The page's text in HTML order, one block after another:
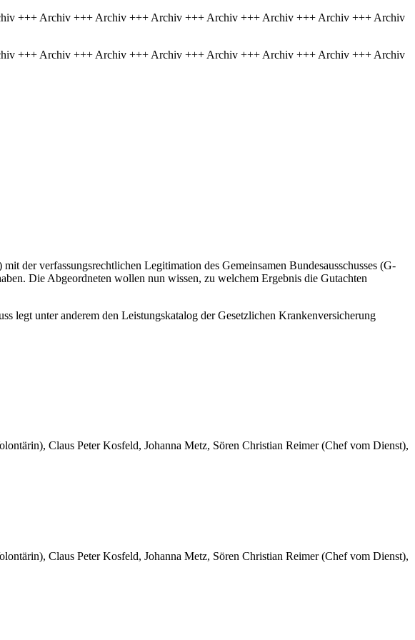
+++ Archiv +++ Archiv +++ Archiv +++ Archiv +++ Archiv +++ Archiv +++ Archiv
+++ Archiv +++ Archiv +++ Archiv +++ Archiv +++ Archiv +++ Archiv +++ Archiv
mit der verfassungsrechtlichen Legitimation des Gemeinsamen Bundesausschusses (G-
Die Abgeordneten wollen nun wissen, zu welchem Ergebnis die Gutachten
legt unter anderem den Leistungskatalog der Gesetzlichen Krankenversicherung
Claus Peter Kosfeld, Johanna Metz, Sören Christian Reimer (Chef vom Dienst),
Claus Peter Kosfeld, Johanna Metz, Sören Christian Reimer (Chef vom Dienst),